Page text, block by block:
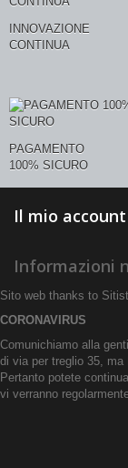
INNOVAZIONE
CONTINUA
PAGAMENTO
100% SICURO
Il mio account
Informazioni
Sito web thanks to
CORONAVIRUS
Comunichiamo alla
di via per treglio 35, ma
Pertanto potete
vi verranno